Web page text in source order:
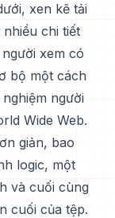
xen kẽ tải
chi tiết
xem có
bộ một cách
người
Wide Web.
giản, bao
logic, một
và cuối cùng
cuối của tệp.